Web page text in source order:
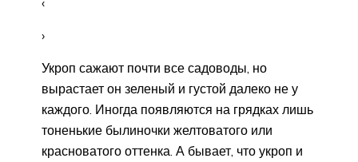
›
Укроп сажают почти все садоводы, но
вырастает он зеленый и густой далеко не у
каждого. Иногда появляются на грядках лишь
тоненькие былиночки желтоватого или
красноватого оттенка. А бывает, что укроп и